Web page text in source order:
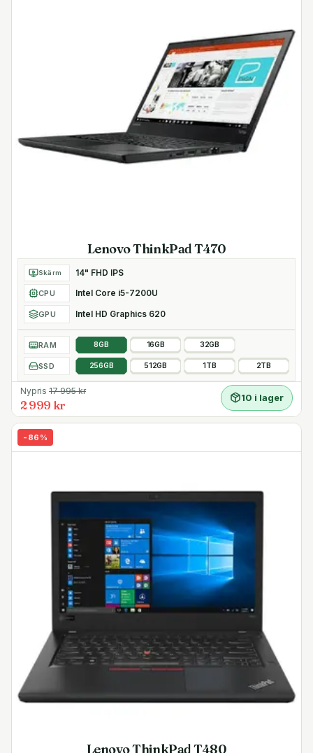
Lenovo ThinkPad T470
Skärm 14" FHD IPS
CPU Intel Core i5-7200U
GPU Intel HD Graphics 620
RAM 8GB 16GB 32GB
SSD 256GB 512GB 1TB 2TB
Nypris 17 995kr
2 999 kr
10 i lager
- 86 %
Lenovo ThinkPad T480